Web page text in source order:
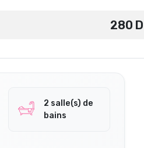
280
2 salle(s) de
bains